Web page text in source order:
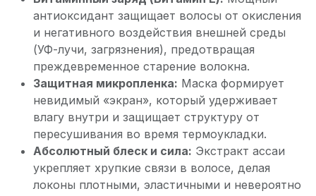
антиоксидант защищает волосы от окисления
и негативного воздействия внешней среды
(УФ-лучи, загрязнения), предотвращая
преждевременное старение волокна.
Защитная микропленка: Маска формирует
невидимый «экран», который удерживает
влагу внутри и защищает структуру от
пересушивания во время термоукладки.
Абсолютный блеск и сила: Экстракт ассаи
укрепляет хрупкие связи в волосе, делая
локоны плотными, эластичными и невероятно